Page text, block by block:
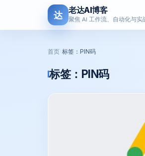
达 老达AI博客
聚焦 AI 工作流、自动化与实
首页 标签：PIN码
标签： PIN码